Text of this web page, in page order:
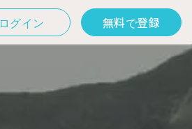
ログイン 無料で登録